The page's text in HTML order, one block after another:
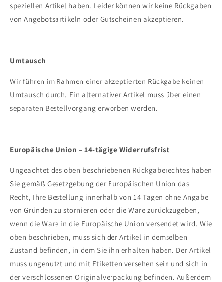
speziellen Artikel haben. Leider können wir keine Rückgaben
von Angebotsartikeln oder Gutscheinen akzeptieren.
Umtausch
Wir führen im Rahmen einer akzeptierten Rückgabe keinen
Umtausch durch. Ein alternativer Artikel muss über einen
separaten Bestellvorgang erworben werden.
Europäische Union – 14-tägige Widerrufsfrist
Ungeachtet des oben beschriebenen Rückgaberechtes haben
Sie gemäß Gesetzgebung der Europäischen Union das
Recht, Ihre Bestellung innerhalb von 14 Tagen ohne Angabe
von Gründen zu stornieren oder die Ware zurückzugeben,
wenn die Ware in die Europäische Union versendet wird. Wie
oben beschrieben, muss sich der Artikel in demselben
Zustand befinden, in dem Sie ihn erhalten haben. Der Artikel
muss ungenutzt und mit Etiketten versehen sein und sich in
der verschlossenen Originalverpackung befinden. Außerdem